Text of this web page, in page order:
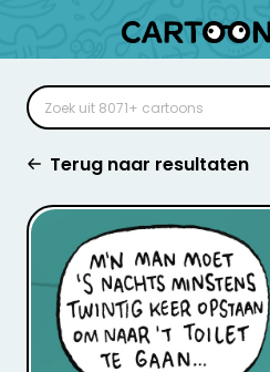
Terug naar resultaten